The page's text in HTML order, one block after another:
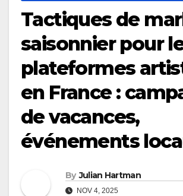
Tactiques de
saisonnier pour
plateformes
en France :
de vacances,
événements
By Julian Hartman
NOV 4, 2025